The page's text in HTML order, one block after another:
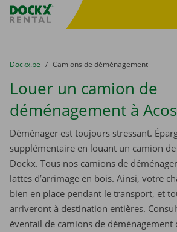
sitename
You are here:
du
Dockx.be to
Camions de déménagement
Louer un camion de
déménagement à
Déménager est toujours stressant.
supplémentaire en louant un camion
Dockx. Tous nos camions de
lattes d’arrimage en bois. Ainsi, votre
bien en place pendant le transport, et
arriveront à destination entières.
éventail de camions de déménagement